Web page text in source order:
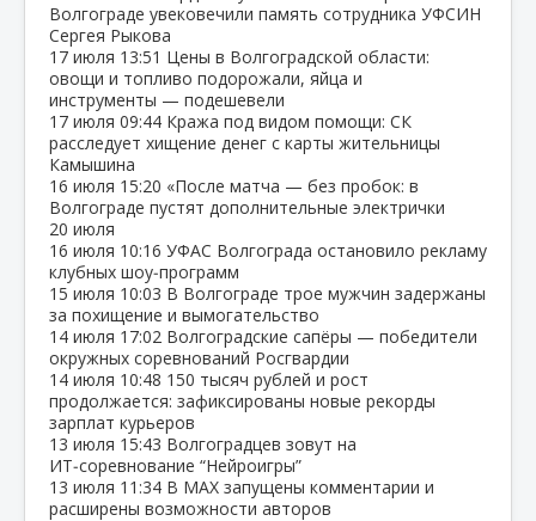
Волгограде увековечили память сотрудника УФСИН
Сергея Рыкова
17 июля 13:51 Цены в Волгоградской области:
овощи и топливо подорожали, яйца и
инструменты — подешевели
17 июля 09:44 Кража под видом помощи: СК
расследует хищение денег с карты жительницы
Камышина
16 июля 15:20 «После матча — без пробок: в
Волгограде пустят дополнительные электрички
20 июля
16 июля 10:16 УФАС Волгограда остановило рекламу
клубных шоу‑программ
15 июля 10:03 В Волгограде трое мужчин задержаны
за похищение и вымогательство
14 июля 17:02 Волгоградские сапёры — победители
окружных соревнований Росгвардии
14 июля 10:48 150 тысяч рублей и рост
продолжается: зафиксированы новые рекорды
зарплат курьеров
13 июля 15:43 Волгоградцев зовут на
ИТ‑соревнование “Нейроигры”
13 июля 11:34 В МАХ запущены комментарии и
расширены возможности авторов